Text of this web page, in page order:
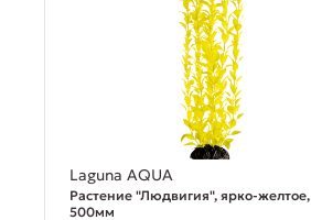
Laguna AQUA
Растение "Людвигия", ярко-желтое,
500мм